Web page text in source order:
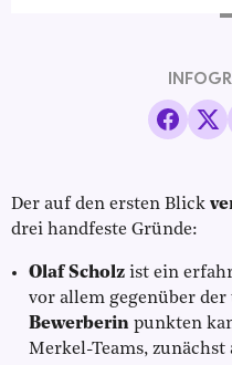
Der auf den ersten Blick
drei handfeste Gründe:
Olaf Scholz ist ein
vor allem gegenüber
Bewerberin punkten
Merkel-Teams,